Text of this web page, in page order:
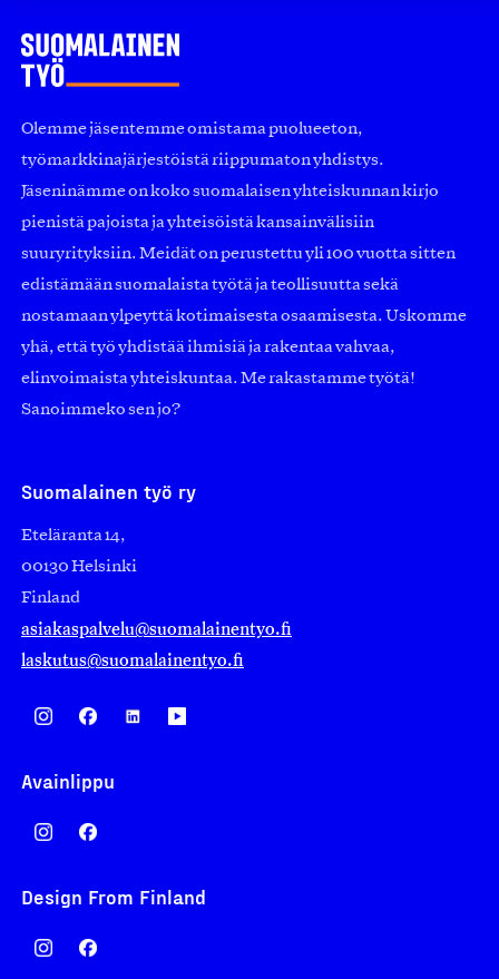
Olemme jäsentemme omistama puolueeton,
työmarkkinajärjestöistä riippumaton yhdistys.
Jäseninämme on koko suomalaisen yhteiskunnan kirjo
pienistä pajoista ja yhteisöistä kansainvälisiin
suuryrityksiin. Meidät on perustettu yli 100 vuotta sitten
edistämään suomalaista työtä ja teollisuutta sekä
nostamaan ylpeyttä kotimaisesta osaamisesta. Uskomme
yhä, että työ yhdistää ihmisiä ja rakentaa vahvaa,
elinvoimaista yhteiskuntaa. Me rakastamme työtä!
Sanoimmeko sen jo?
Suomalainen työ ry
Eteläranta 14,
00130 Helsinki
Finland
asiakaspalvelu@suomalainentyo.fi
laskutus@suomalainentyo.fi
Avainlippu
Design From Finland